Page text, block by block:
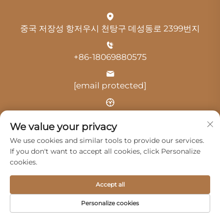
중국 저장성 항저우시 천탕구 데성동로 2399번지
+86-18069880575
[email protected]
시간: 오전 9:00 - 오후 18:00
저작권 © 2025 항저우 광지 자동차 서비스 유한회사 -
보 보호정책
서비스 회사 소개
We value your privacy
We use cookies and similar tools to provide our services.
If you don't want to accept all cookies, click Personalize
cookies.
Personalize cookies
Accept all